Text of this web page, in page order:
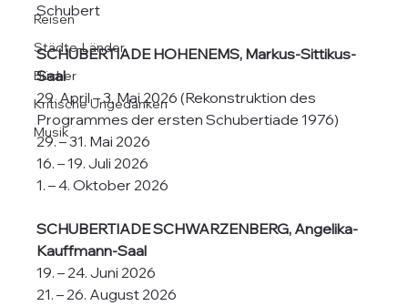
Reisen
Städte-Länder
Bücher
Kritische Ungedanken
Musik
Schubert
SCHUBERTIADE HOHENEMS, Markus-Sittikus-
Saal
29. April – 3. Mai 2026 (Rekonstruktion des
Programmes der ersten Schubertiade 1976)
29. – 31. Mai 2026
16. – 19. Juli 2026
1. – 4. Oktober 2026
SCHUBERTIADE SCHWARZENBERG, Angelika-
Kauffmann-Saal
19. – 24. Juni 2026
21. – 26. August 2026